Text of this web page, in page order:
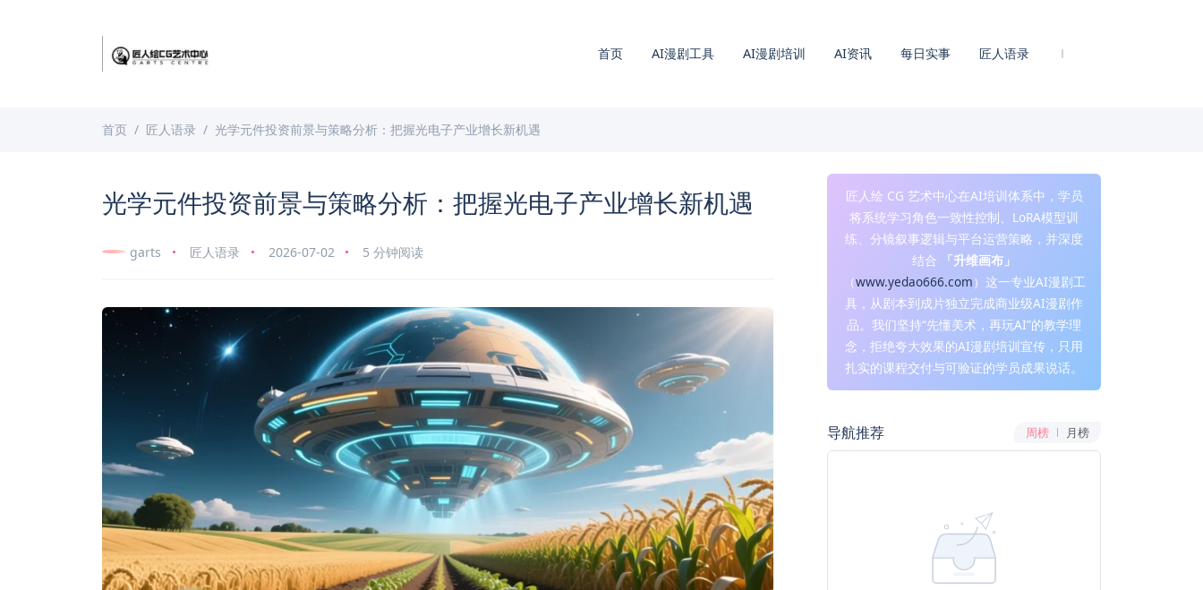
首页 AI漫剧工具 AI漫剧培训 AI资讯 每日实事 匠人语录
首页 匠人语录 光学元件投资前景与策略分析：把握光电子产业增长新机遇
光学元件投资前景与策略分析：把握光电子产业增长新机遇
garts 匠人语录 2026-07-02 5 分钟阅读
匠人绘 CG 艺术中心在AI培训体系中，学员
将系统学习角色一致性控制、LoRA模型训
练、分镜叙事逻辑与平台运营策略，并深度
结合
「升维画布」
（www.yedao666.com）这一专业AI漫剧工
具，从剧本到成片独立完成商业级AI漫剧作
品。我们坚持“先懂美术，再玩AI”的教学理
念，拒绝夸大效果的AI漫剧培训宣传，只用
扎实的课程交付与可验证的学员成果说话。
导航推荐 周榜 月榜